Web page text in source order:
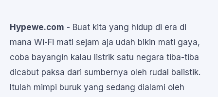
Hypewe.com - Buat kita yang hidup di era di
mana Wi-Fi mati sejam aja udah bikin mati gaya,
coba bayangin kalau listrik satu negara tiba-tiba
dicabut paksa dari sumbernya oleh rudal balistik.
Itulah mimpi buruk yang sedang dialami oleh